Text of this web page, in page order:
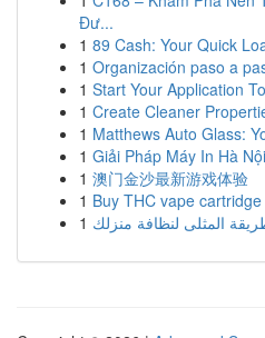
Đư...
1 89 Cash: Your Quick
1 Organización paso a
1 Start Your Application
1 Create Cleaner
1 Matthews Auto Glass:
1 Giải Pháp Máy In Hà
1 澳门金沙最新游戏体验
1 Buy THC vape
1 المثلى لنظافة منزلك